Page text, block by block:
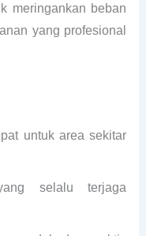
meringankan beban
yang profesional
untuk area sekitar
selalu terjaga